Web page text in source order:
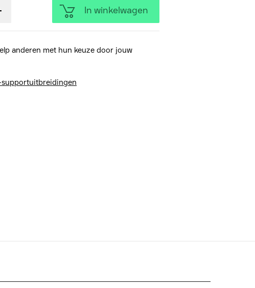
In winkelwagen
anderen met hun keuze door jouw